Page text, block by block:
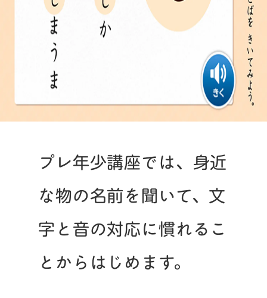
プレ年少講座では、身近
な物の名前を聞いて、文
字と音の対応に慣れるこ
とからはじめます。